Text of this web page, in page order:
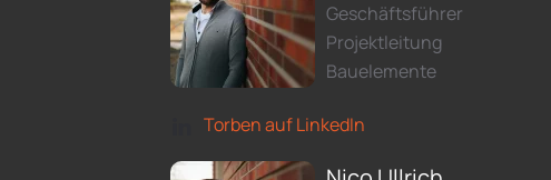
Geschäftsführer
Projektleitung
Bauelemente
Torben auf LinkedIn